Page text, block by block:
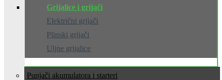
Grijalice i grijači
Električni grijači
Plinski grijači
Uljne grijalice
Punjači akumulatora i starteri